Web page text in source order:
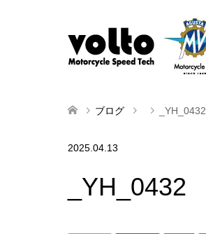
ブログ _YH_0432
2025.04.13
_YH_0432